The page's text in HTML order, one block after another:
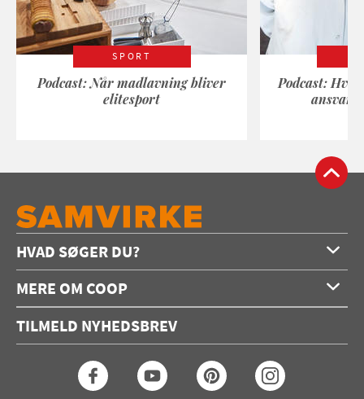
SPORT
Podcast: Når madlavning bliver
elitesport
Podcast:
HVAD SØGER DU?
Forside
Opskrifter
Konkurrencer
MERE OM COOP
Annoncering
Coop medlem
TILMELD NYHEDSBREV